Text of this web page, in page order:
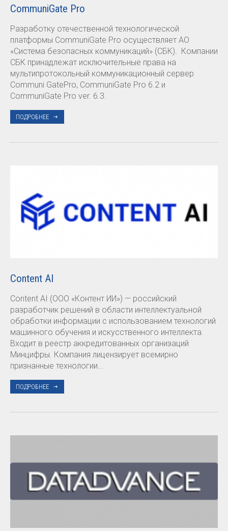
CommuniGate Pro
Разработку отечественной технологической
платформы CommuniGate Pro осуществляет АО
«Система безопасных коммуникаций» (СБК). Компании
СБК принадлежат исключительные права на
мультипротокольный коммуникационный сервер
Communi GatePro, CommuniGate Pro 6.2 и
CommuniGate Pro ver. 6.3.
ПОДРОБНЕЕ
Content AI
Content AI (ООО «Контент ИИ») — российский
разработчик решений в области интеллектуальной
обработки информации с использованием технологий
машинного обучения и искусственного интеллекта.
Входит в реестр аккредитованных организаций
Минцифры. Компания лицензирует всемирно
признанные технологии...
ПОДРОБНЕЕ